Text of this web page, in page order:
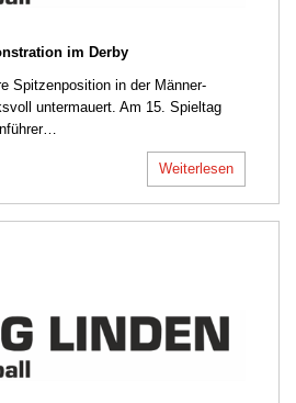
im Derby
Spitzenposition in der Männer-
untermauert. Am 15. Spieltag
Weiterlesen